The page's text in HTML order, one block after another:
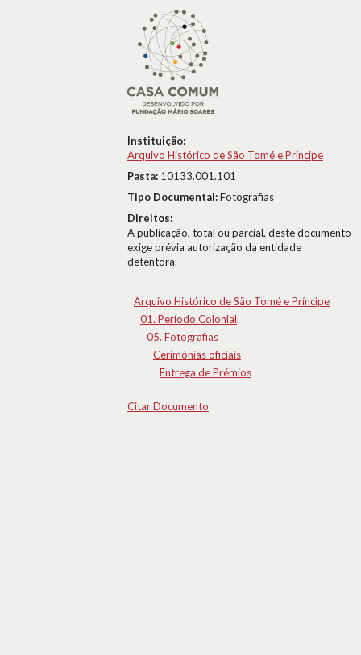
Instituição:
Arquivo Histórico de São Tomé e Príncipe
Pasta: 10133.001.101
Tipo Documental:Fotografias
Direitos:
A publicação, total ou parcial, deste documento
exige prévia autorização da entidade
detentora.
Arquivo Histórico de São Tomé e Príncipe
01. Período Colonial
05. Fotografias
Cerimónias oficiais
Entrega de Prémios
Citar Documento